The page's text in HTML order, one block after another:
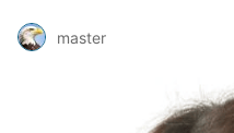
master